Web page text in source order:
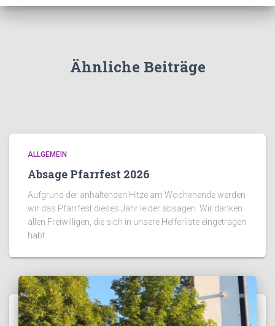
Ähnliche Beiträge
ALLGEMEIN
Absage Pfarrfest 2026
Aufgrund der anhaltenden Hitze am Wochenende werden
wir das Pfarrfest dieses Jahr leider absagen. Wir danken
allen Freiwilligen, die sich in unsere Helferliste eingetragen
habt.